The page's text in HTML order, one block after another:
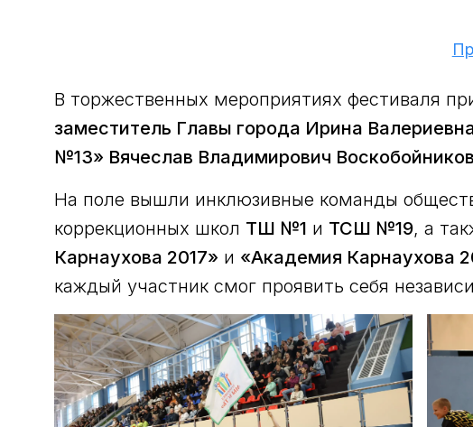
В торжественных мероприятиях фестиваля
заместитель Главы города Ирина
№13» Вячеслав Владимирович Воскобойников
На поле вышли инклюзивные команды
коррекционных школ ТШ №1 и ТСШ №19, а
Карнаухова 2017» и «Академия Карнаухова
каждый участник смог проявить себя